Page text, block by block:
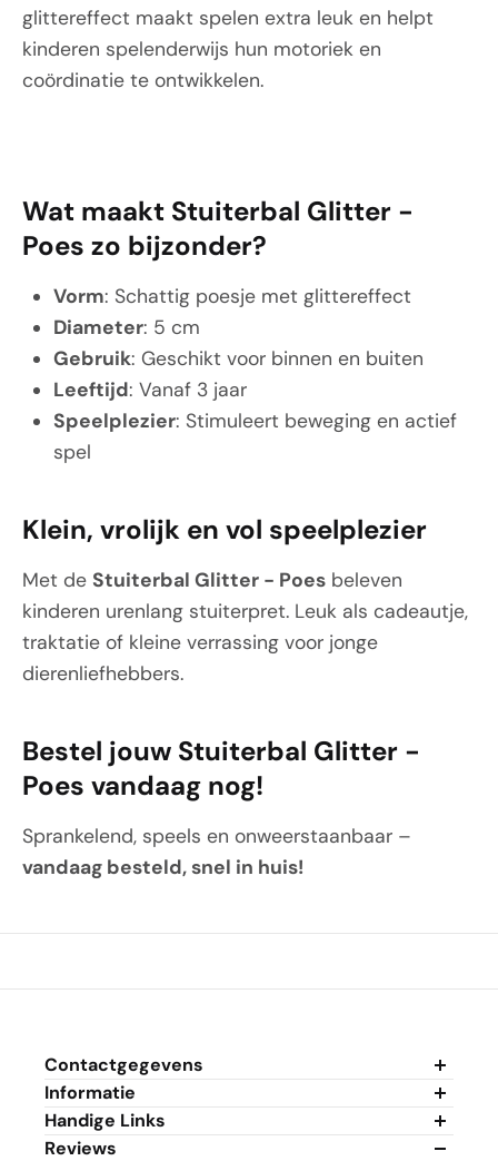
glittereffect maakt spelen extra leuk en helpt
kinderen spelenderwijs hun motoriek en
coördinatie te ontwikkelen.
Wat maakt Stuiterbal Glitter -
Poes zo bijzonder?
Vorm: Schattig poesje met glittereffect
Diameter: 5 cm
Gebruik: Geschikt voor binnen en buiten
Leeftijd: Vanaf 3 jaar
Speelplezier: Stimuleert beweging en actief
spel
Klein, vrolijk en vol speelplezier
Met de Stuiterbal Glitter - Poes beleven
kinderen urenlang stuiterpret. Leuk als cadeautje,
traktatie of kleine verrassing voor jonge
dierenliefhebbers.
Bestel jouw Stuiterbal Glitter -
Poes vandaag nog!
Sprankelend, speels en onweerstaanbaar –
vandaag besteld, snel in huis!
Contactgegevens
Informatie
Algemene Voorwaarden
Privacybeleid
Handige Links
Mijn Account
Reviews